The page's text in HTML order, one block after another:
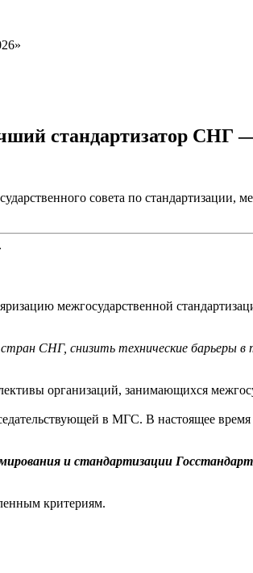
стандартизатор СНГ
совета по
межгосударственной
СНГ, снизить технические барьеры в
организаций, занимающихся
в МГС. В настоящее
и стандартизации
критериям.